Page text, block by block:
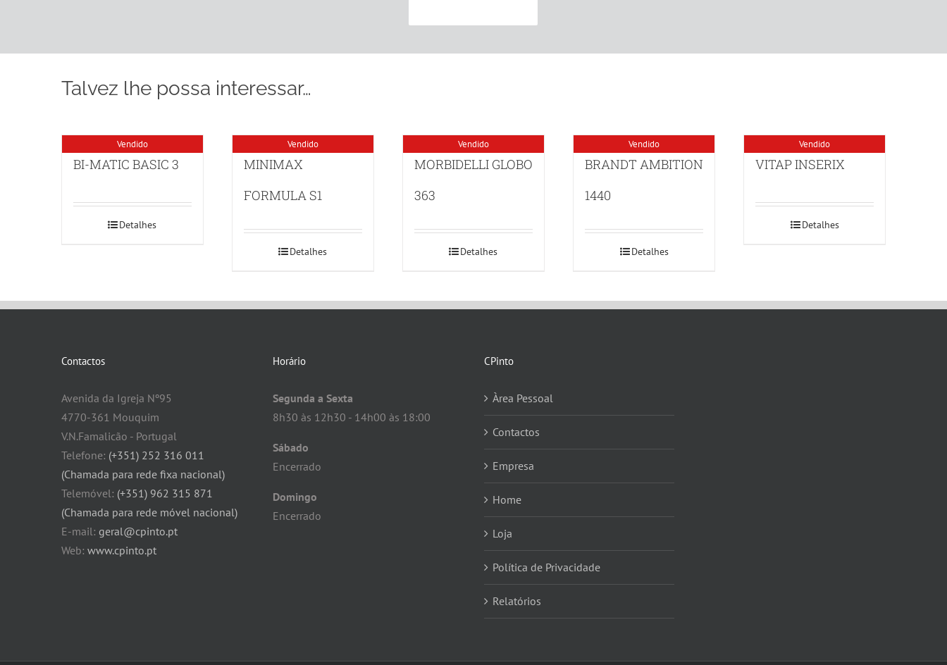
Talvez lhe possa interessar…
Vendido
BI-MATIC BASIC 3
Detalhes
Vendido
MINIMAX
FORMULA S1
Detalhes
Vendido
MORBIDELLI GLOBO
363
Detalhes
Vendido
BRANDT AMBITION
1440
Detalhes
Vendido
VITAP INSERIX
Detalhes
Contactos
Avenida da Igreja Nº95
4770-361 Mouquim
V.N.Famalicão - Portugal
Telefone: (+351) 252 316 011
(Chamada para rede fixa nacional)
Telemóvel: (+351) 962 315 871
(Chamada para rede móvel nacional)
E-mail: geral@cpinto.pt
Web: www.cpinto.pt
Horário
Segunda a Sexta
8h30 às 12h30 - 14h00 às 18:00
Sábado
Encerrado
Domingo
Encerrado
CPinto
Àrea Pessoal
Contactos
Empresa
Home
Loja
Política de Privacidade
Relatórios